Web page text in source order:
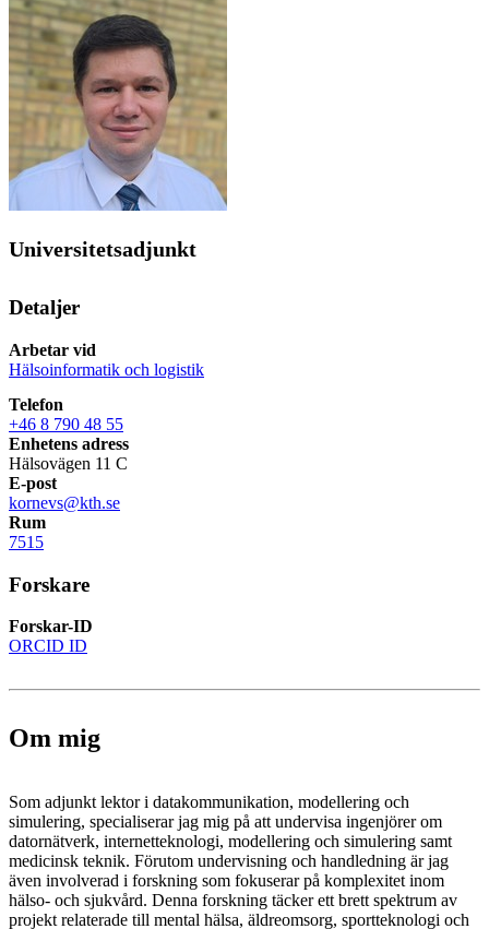
Universitetsadjunkt
Detaljer
Arbetar vid
Hälsoinformatik och logistik
Telefon
+46 8 790 48 55
Enhetens adress
Hälsovägen 11 C
E-post
kornevs@kth.se
Rum
7515
Forskare
Forskar-ID
ORCID ID
Om mig
Som adjunkt lektor i datakommunikation, modellering och
simulering, specialiserar jag mig på att undervisa ingenjörer om
datornätverk, internetteknologi, modellering och simulering samt
medicinsk teknik. Förutom undervisning och handledning är jag
även involverad i forskning som fokuserar på komplexitet inom
hälso- och sjukvård. Denna forskning täcker ett brett spektrum av
projekt relaterade till mental hälsa, äldreomsorg, sportteknologi och